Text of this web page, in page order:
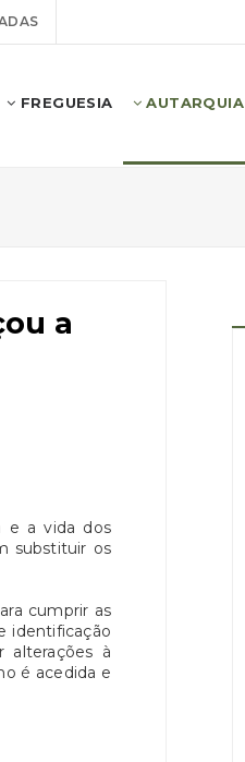
FREGUESIA AUTARQUIA
a
e a vida dos
substituir os
cumprir as
identificação
alterações à
é acedida e